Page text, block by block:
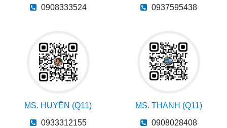
0908333524 0937595438
MS. HUYỀN (Q11)
0933312155
MS. THANH (Q11)
0908028408